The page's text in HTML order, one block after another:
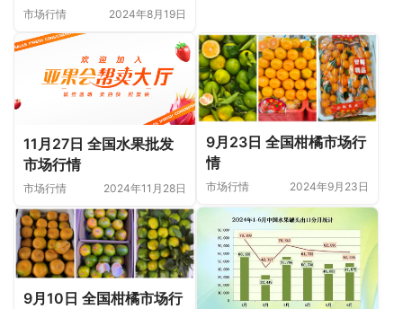
市场行情 2024年8月19日
11月27日 全国水果批发
市场行情
市场行情 2024年11月28日
9月23日 全国柑橘市场行
情
市场行情 2024年9月23日
9月10日 全国柑橘市场行